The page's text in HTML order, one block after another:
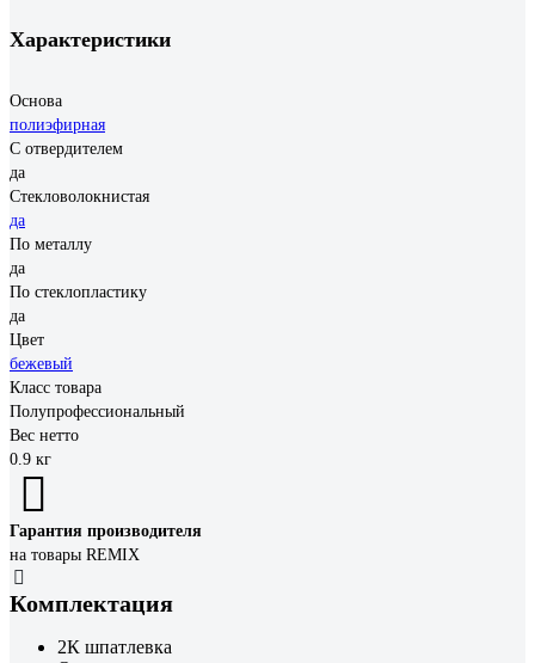
Характеристики
Основа
полиэфирная
С отвердителем
да
Стекловолокнистая
да
По металлу
да
По стеклопластику
да
Цвет
бежевый
Класс товара
Полупрофессиональный
Вес нетто
0.9 кг
Гарантия производителя
на товары REMIX
Комплектация
2К шпатлевка